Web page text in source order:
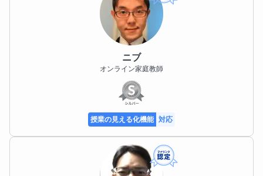
ニブ
オンライン家庭教師
授業の見える化機能 対応